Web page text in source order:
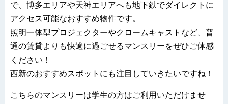
で、博多エリアや天神エリアへも地下鉄でダイレクトに
アクセス可能なおすすめ物件です。
照明一体型プロジェクターやクロームキャストなど、普
通の賃貸よりも快適に過ごせるマンスリーをぜひご体感
ください！
西新のおすすめスポットにも注目していきたいですね！
こちらのマンスリーは学生の方はご利用いただけませ